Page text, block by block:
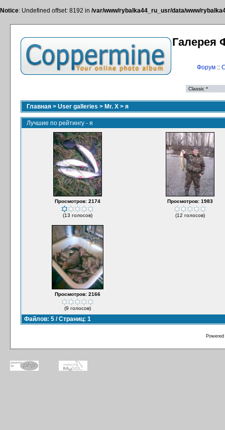
Notice: Undefined offset: 8192 in /var/www/rybalka44_ru_usr/data/www/
Галерея
Форум::
Главная > User galleries > Mr. X > я
Лучшие по рейтингу - я
Просмотров: 2174
(13 голосов)
Просмотров: 1983
(12 голосов)
Просмотров: 2166
(9 голосов)
Файлов: 5 / Страниц: 1